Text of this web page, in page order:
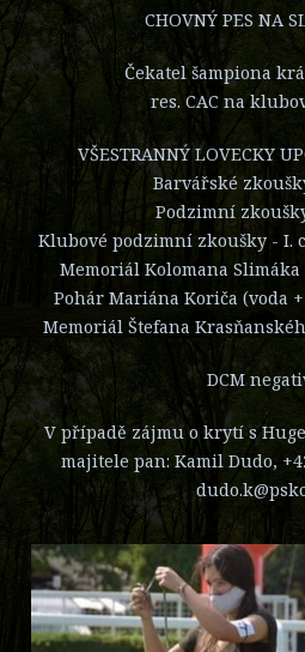
CHOVNÝ PES NA
Čekatel šampiona
res. CAC na
VŠESTRANNÝ LOVECKY
Barvářské
Podzimní
Klubové podzimní zkoušky - I.
Memoriál Kolomana Slimáka
Pohár Mariána Koriča (voda
Memoriál Štefana
DCM
V případě zájmu o krytí s
majitele pan: Kamil Dudo,